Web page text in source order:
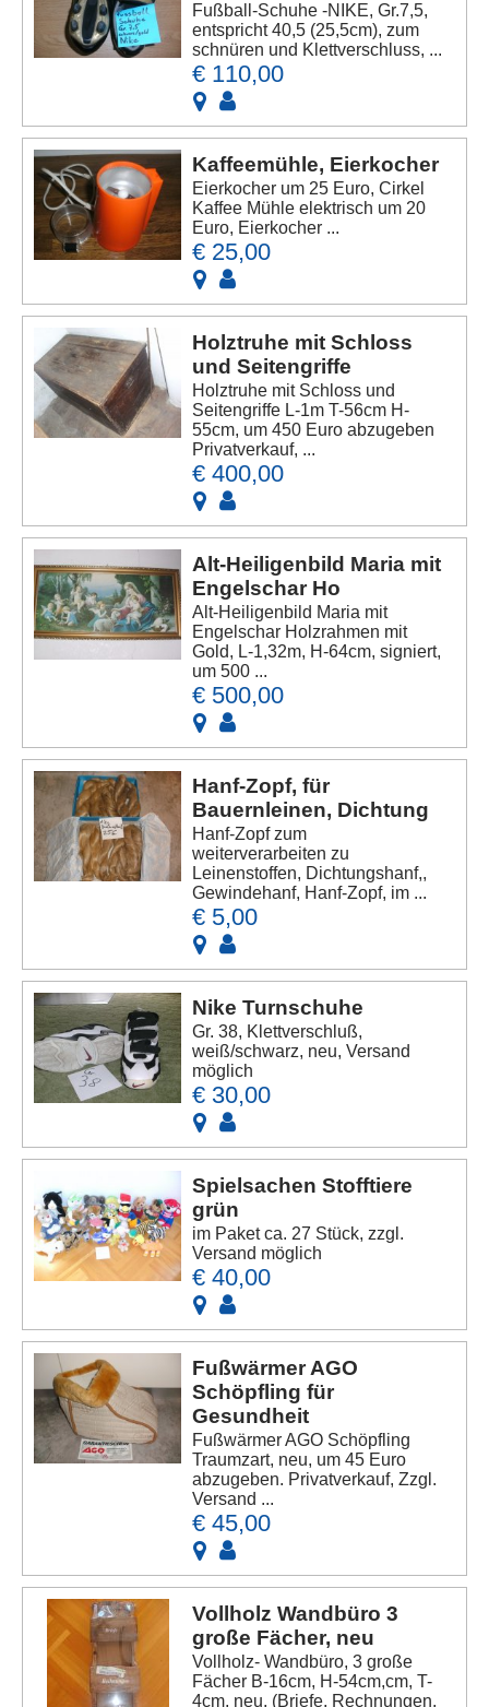
Fußball-Schuhe -NIKE, Gr.7,5,
entspricht 40,5 (25,5cm), zum
schnüren und Klettverschluss, ...
€ 110,00
Kaffeemühle, Eierkocher
Eierkocher um 25 Euro, Cirkel
Kaffee Mühle elektrisch um 20
Euro, Eierkocher ...
€ 25,00
Holztruhe mit Schloss
und Seitengriffe
Holztruhe mit Schloss und
Seitengriffe L-1m T-56cm H-
55cm, um 450 Euro abzugeben
Privatverkauf, ...
€ 400,00
Alt-Heiligenbild Maria mit
Engelschar Ho
Alt-Heiligenbild Maria mit
Engelschar Holzrahmen mit
Gold, L-1,32m, H-64cm, signiert,
um 500 ...
€ 500,00
Hanf-Zopf, für
Bauernleinen, Dichtung
Hanf-Zopf zum
weiterverarbeiten zu
Leinenstoffen, Dichtungshanf,,
Gewindehanf, Hanf-Zopf, im ...
€ 5,00
Nike Turnschuhe
Gr. 38, Klettverschluß,
weiß/schwarz, neu, Versand
möglich
€ 30,00
Spielsachen Stofftiere
grün
im Paket ca. 27 Stück, zzgl.
Versand möglich
€ 40,00
Fußwärmer AGO
Schöpfling für
Gesundheit
Fußwärmer AGO Schöpfling
Traumzart, neu, um 45 Euro
abzugeben. Privatverkauf, Zzgl.
Versand ...
€ 45,00
Vollholz Wandbüro 3
große Fächer, neu
Vollholz- Wandbüro, 3 große
Fächer B-16cm, H-54cm,cm, T-
4cm, neu, (Briefe, Rechnungen,